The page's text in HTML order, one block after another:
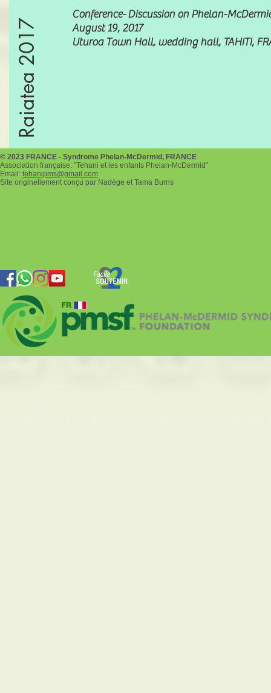
Raiatea 2017
Conference-Discussion on Phelan-
August 19, 2017
Uturoa Town Hall, wedding hall, TAHITI,
© 2023 FRANCE - Syndrome Phelan-McDermid, FRANCE
Association française: "Tehani et les enfants Phelan-McDermid"
Email: tehanipms@gmail.com
Site originellement conçu par Nadège et Tama Burns